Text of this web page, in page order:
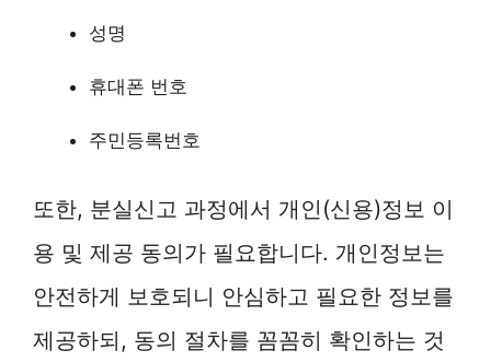
성명
휴대폰 번호
주민등록번호
또한, 분실신고 과정에서 개인(신용)정보 이
용 및 제공 동의가 필요합니다. 개인정보는
안전하게 보호되니 안심하고 필요한 정보를
제공하되, 동의 절차를 꼼꼼히 확인하는 것